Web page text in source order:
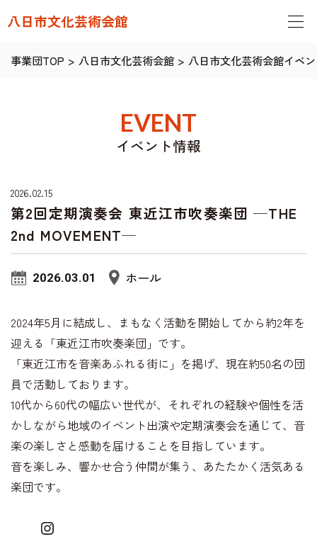
八日市文化芸術会館
事業団TOP > 八日市文化芸術会館 > 八日市文化芸術会館イベ
EVENT
イベント情報
2026.02.15
第2回定期演奏会 東近江市吹奏楽団 ─THE
2nd MOVEMENT─
2026.03.01 ホール
2024年5月に結成し、まもなく活動を開始してから約2年を
迎える「東近江市吹奏楽団」です。
「東近江市を音楽あふれる街に」を掲げ、現在約50名の団
員で活動しております。
10代から60代の幅広い世代が、それぞれの経験や個性を活
かしながら地域のイベント出演や定期演奏会を通じて、音
楽の楽しさと感動を届けることを目指しています。
音を楽しみ、響かせ合う仲間が集う、あたたかく活気ある
楽団です。
Instagram